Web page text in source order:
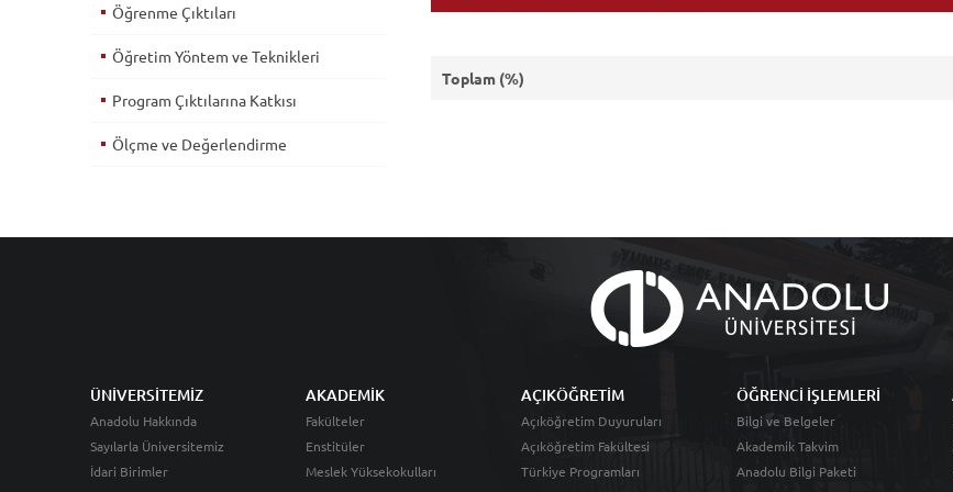
Toplam (%)
Öğrenme Çıktıları
Öğretim Yöntem ve Teknikleri
Program Çıktılarına Katkısı
Ölçme ve Değerlendirme
ÜNİVERSİTEMİZ
Anadolu Hakkında
Sayılarla Üniversitemiz
İdari Birimler
AKADEMİK
Fakülteler
Enstitüler
Meslek Yüksekokulları
AÇIKÖĞRETİM
Açıköğretim Duyuruları
Açıköğretim Fakültesi
Türkiye Programları
ÖĞRENCİ İŞLEMLERİ
Bilgi ve Belgeler
Akademik Takvim
Anadolu Bilgi Paketi